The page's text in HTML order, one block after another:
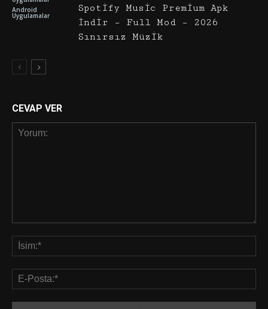
Android
Uygulamalar
Spotify Music Premium Apk
İndir – Full Mod – 2026
Sınırsız Müzik
CEVAP VER